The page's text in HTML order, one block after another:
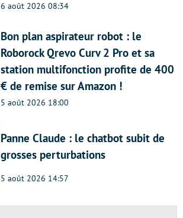
6 août 2026 08:34
Bon plan aspirateur robot : le
Roborock Qrevo Curv 2 Pro et sa
station multifonction profite de 400
€ de remise sur Amazon !
5 août 2026 18:00
Panne Claude : le chatbot subit de
grosses perturbations
5 août 2026 14:57